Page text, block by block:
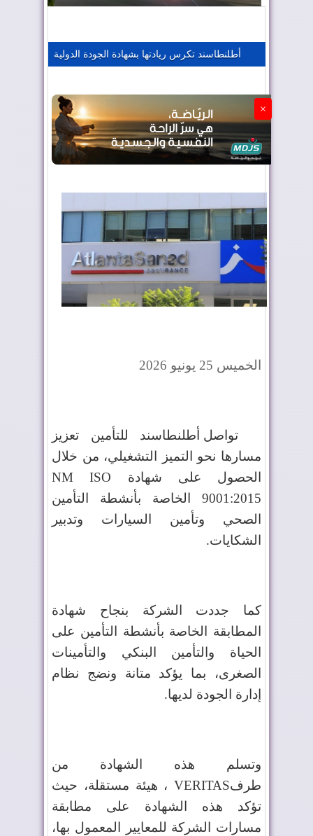
أطلنطاسند تكرس ريادتها بشهادة الجودة الدولية
×
الخميس 25 يونيو 2026
تواصل أطلنطاسند للتأمين تعزيز
مسارها نحو التميز التشغيلي، من خلال
الحصول على شهادة NM ISO
9001:2015 الخاصة بأنشطة التأمين
الصحي وتأمين السيارات وتدبير
الشكايات.
كما جددت الشركة بنجاح شهادة
المطابقة الخاصة بأنشطة التأمين على
الحياة والتأمين البنكي والتأمينات
الصغرى، بما يؤكد متانة ونضج نظام
إدارة الجودة لديها.
وتسلم هذه الشهادة من
طرفVERITAS ، هيئة مستقلة، حيث
تؤكد هذه الشهادة على مطابقة
مسارات الشركة للمعايير المعمول بها،